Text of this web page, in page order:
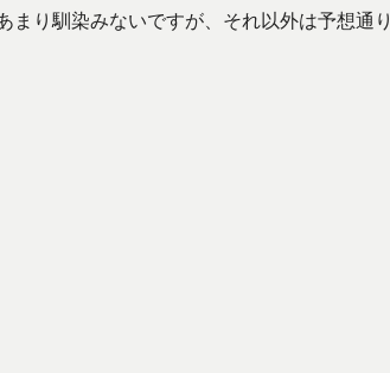
まり馴染みないですが、それ以外は予想通